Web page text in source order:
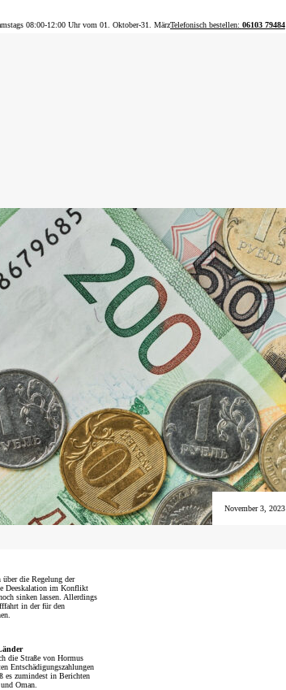
08:00-12:00 Uhr vom 01. Oktober-31. MärzTelefonisch bestellen: 06103 79484
November 3, 2023
die Regelung der
Deeskalation im Konflikt
sinken lassen. Allerdings
in der für den
die Straße von Hormus
Entschädigungszahlungen
es zumindest in Berichten
Oman.